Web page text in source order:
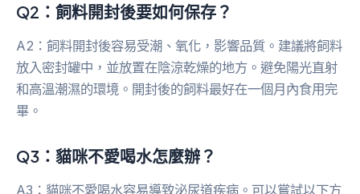
Q2：飼料開封後要如何保存？
A2：飼料開封後容易受潮、氧化，影響品質。建議將飼料
放入密封罐中，並放置在陰涼乾燥的地方。避免陽光直射
和高溫潮濕的環境。開封後的飼料最好在一個月內食用完
畢。
Q3：貓咪不愛喝水怎麼辦？
A3：貓咪不愛喝水容易導致泌尿道疾病。可以嘗試以下方